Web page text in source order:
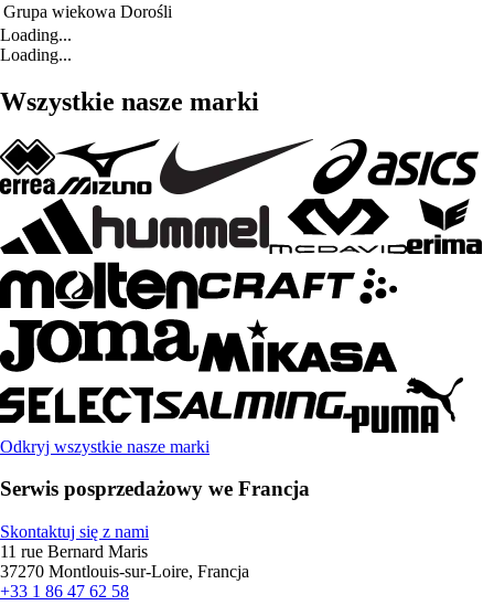
Grupa wiekowa Dorośli
Loading...
Loading...
Wszystkie nasze marki
Odkryj wszystkie nasze marki
Serwis posprzedażowy we Francja
Skontaktuj się z nami
11 rue Bernard Maris
37270 Montlouis-sur-Loire, Francja
+33 1 86 47 62 58